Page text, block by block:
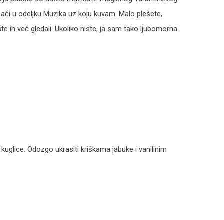
u odeljku Muzika uz koju kuvam. Malo plešete,
ih već gledali. Ukoliko niste, ja sam tako ljubomorna
Odozgo ukrasiti kriškama jabuke i vanilinim